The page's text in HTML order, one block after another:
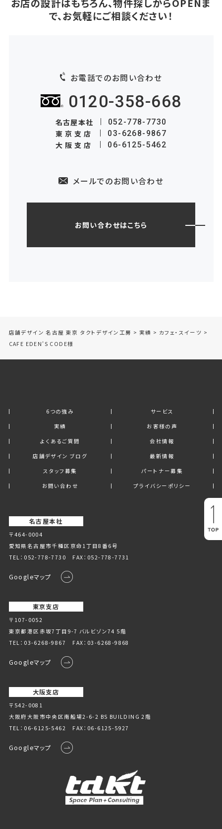
お店の設計はもちろん、物件探しからOPENま
で、お気軽にご相談ください！
お電話でのお問い合わせ
0120-358-668
名古屋本社 052-778-7730
東京支店 03-6268-9867
大阪支店 06-6125-5462
メールでのお問い合わせ
お問い合わせはこちら
店舗デザイン 名古屋 東京 タクトデザイン工房 > 実績 > カフェ・スイーツ >
CAFE EDEN’S CODE様
6つの強み
サービス
実績
お客様の声
よくあるご質問
会社情報
店舗デザイン ブログ
最新情報
スタッフ募集
パートナー募集
お問い合わせ
プライバシーポリシー
名古屋本社
〒464-0004
愛知県名古屋市千種区京命1丁⽬8番6号
TEL： 052-778-7730 FAX：052-778-7731
Googleマップ
東京支店
〒107-0052
東京都港区赤坂7丁目9-7 バルビゾン74 5階
TEL： 03-6268-9867 FAX：03-6268-9868
Googleマップ
大阪支店
〒542-0081
大阪府大阪市中央区南船場2-6-2 BS BUILDING 2階
TEL： 06-6125-5462 FAX：06-6125-5927
Googleマップ